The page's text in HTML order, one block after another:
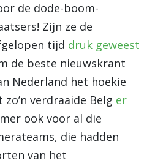
de dode-boom-
Zijn ze de
tijd druk geweest
de beste nieuwskrant
Nederland het hoekie
verdraaide Belg er
ook voor al die
die hadden
van het